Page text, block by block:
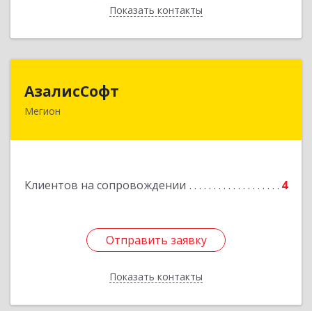
Показать контакты
Назад
АзалисСофт
Мегион
Клиентов на сопровождении 4
Отправить заявку
Показать контакты
628690, Ханты-Мансийский Автономный округ
Подробнее
Отправить заявку
Назад